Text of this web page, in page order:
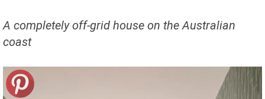
A completely off-grid house on the Australian
coast